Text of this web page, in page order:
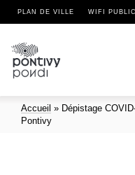
PLAN DE VILLE WIFI PUBLIC
Accueil » Dépistage
Pontivy